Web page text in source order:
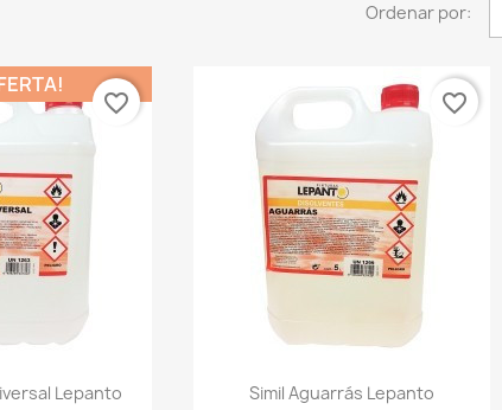
Ordenar por:
rápidaLepanto
favorite_border
Vista rápida
Simil Aguarrás Lepanto
favorite_border